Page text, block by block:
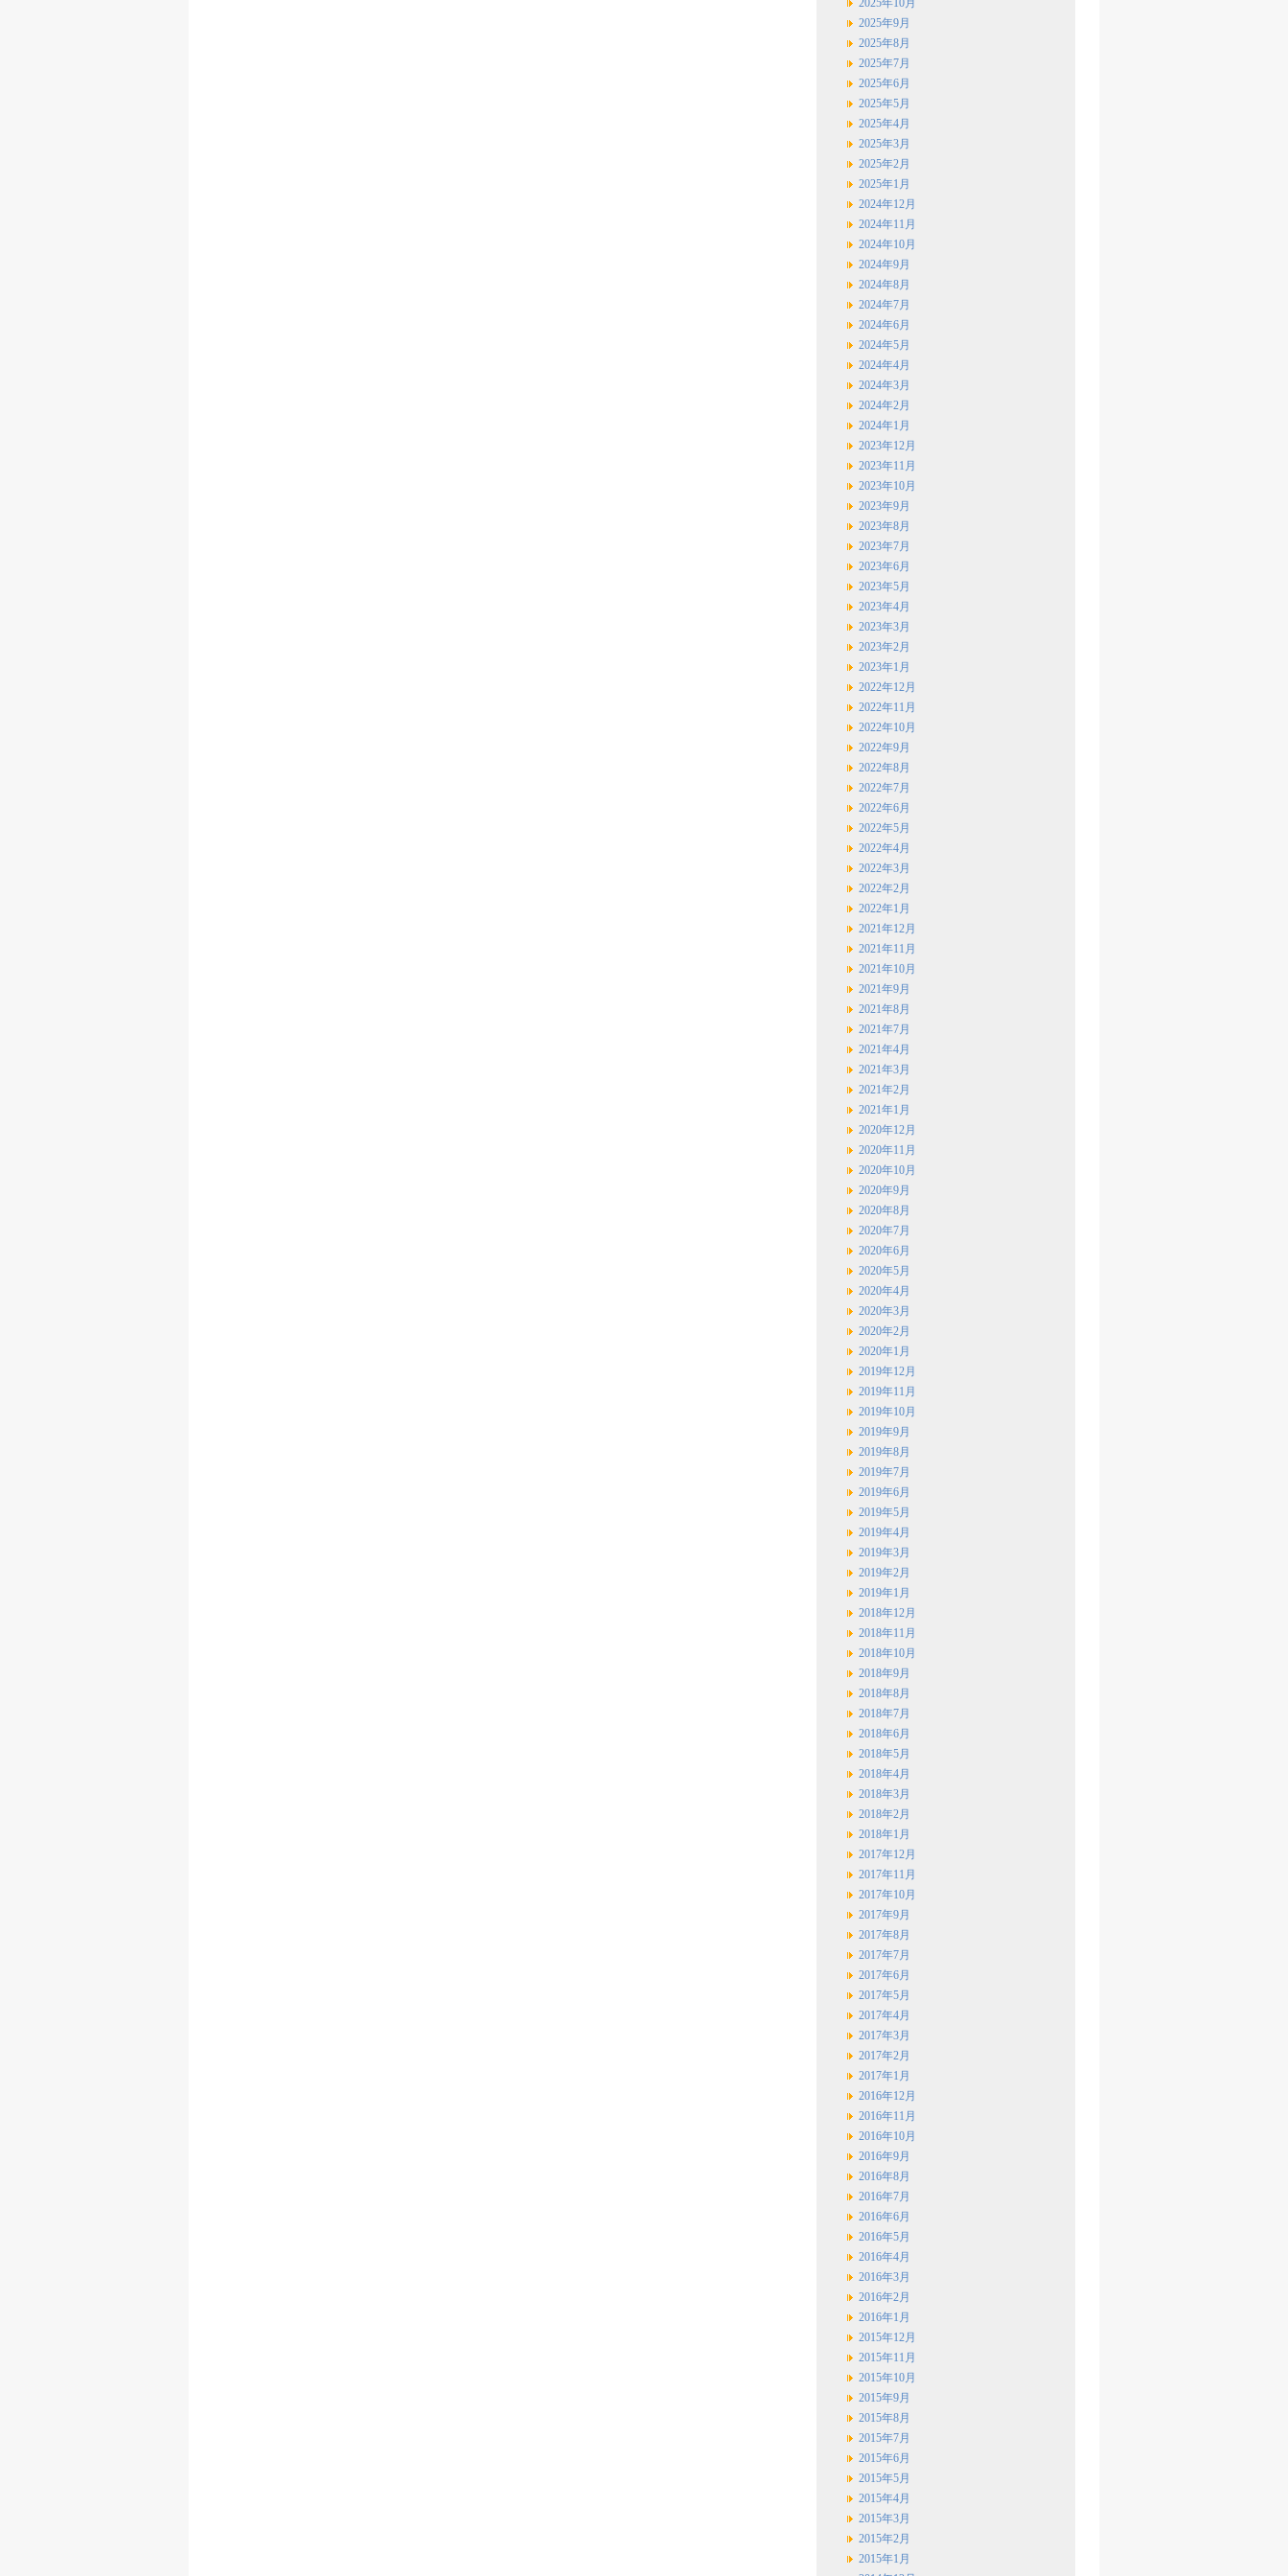
2025年10月
2025年9月
2025年8月
2025年7月
2025年6月
2025年5月
2025年4月
2025年3月
2025年2月
2025年1月
2024年12月
2024年11月
2024年10月
2024年9月
2024年8月
2024年7月
2024年6月
2024年5月
2024年4月
2024年3月
2024年2月
2024年1月
2023年12月
2023年11月
2023年10月
2023年9月
2023年8月
2023年7月
2023年6月
2023年5月
2023年4月
2023年3月
2023年2月
2023年1月
2022年12月
2022年11月
2022年10月
2022年9月
2022年8月
2022年7月
2022年6月
2022年5月
2022年4月
2022年3月
2022年2月
2022年1月
2021年12月
2021年11月
2021年10月
2021年9月
2021年8月
2021年7月
2021年4月
2021年3月
2021年2月
2021年1月
2020年12月
2020年11月
2020年10月
2020年9月
2020年8月
2020年7月
2020年6月
2020年5月
2020年4月
2020年3月
2020年2月
2020年1月
2019年12月
2019年11月
2019年10月
2019年9月
2019年8月
2019年7月
2019年6月
2019年5月
2019年4月
2019年3月
2019年2月
2019年1月
2018年12月
2018年11月
2018年10月
2018年9月
2018年8月
2018年7月
2018年6月
2018年5月
2018年4月
2018年3月
2018年2月
2018年1月
2017年12月
2017年11月
2017年10月
2017年9月
2017年8月
2017年7月
2017年6月
2017年5月
2017年4月
2017年3月
2017年2月
2017年1月
2016年12月
2016年11月
2016年10月
2016年9月
2016年8月
2016年7月
2016年6月
2016年5月
2016年4月
2016年3月
2016年2月
2016年1月
2015年12月
2015年11月
2015年10月
2015年9月
2015年8月
2015年7月
2015年6月
2015年5月
2015年4月
2015年3月
2015年2月
2015年1月